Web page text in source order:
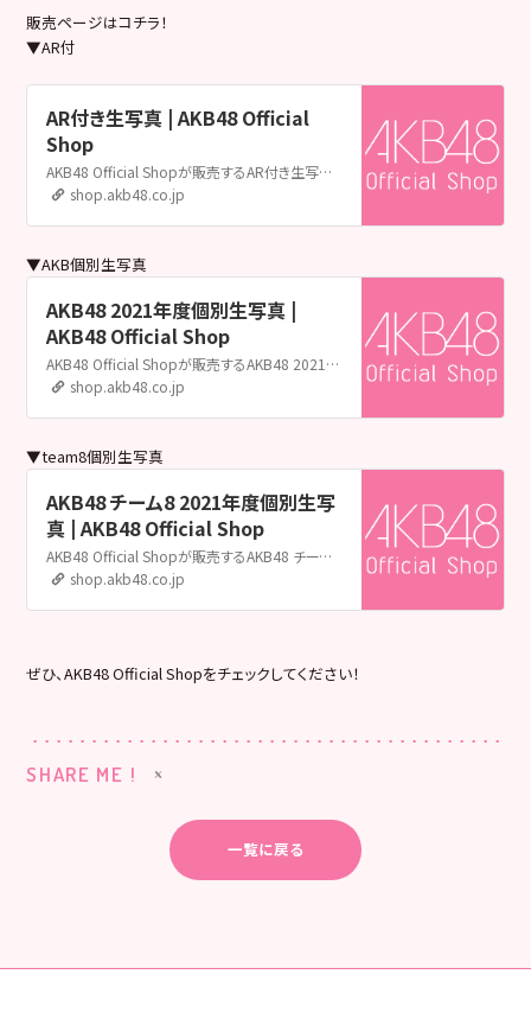
販売ページはコチラ！
▼AR付
AR付き生写真 | AKB48 Official
Shop
AKB48 Official Shopが販売するAR付き生写真の販売ページです。AKB48 Official ShopはAKB48の公式通販サイトです。メンバー個別グッズやライブグッズ、生誕グッズ、生写真をはじめ、CDやDVD&Blu-rayも取扱い中！
shop.akb48.co.jp
▼AKB個別生写真
AKB48 2021年度個別生写真 |
AKB48 Official Shop
AKB48 Official Shopが販売するAKB48 2021年度個別生写真の販売ページです。AKB48 Official ShopはAKB48の公式通販サイトです。メンバー個別グッズやライブグッズ、生誕グッズ、生写真をはじめ、CDやDVD&Blu-rayも取扱い中！
shop.akb48.co.jp
▼team8個別生写真
AKB48 チーム8 2021年度個別生写
真 | AKB48 Official Shop
AKB48 Official Shopが販売するAKB48 チーム8 2021年度個別生写真の販売ページです。AKB48 Official ShopはAKB48の公式通販サイトです。メンバー個別グッズやライブグッズ、生誕グッズ、生写真をはじめ、CDやDVD&Blu-rayも取扱い中！
shop.akb48.co.jp
ぜひ、AKB48 Official Shopをチェックしてください！
SHARE ME !
一覧に戻る